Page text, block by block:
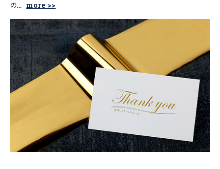
の… more >>